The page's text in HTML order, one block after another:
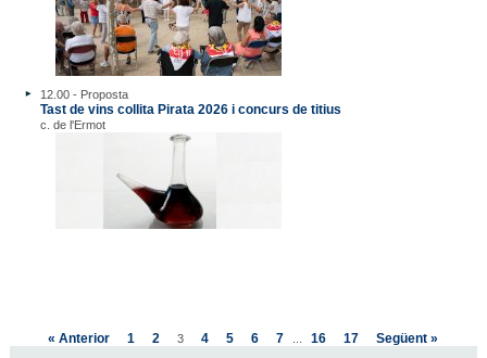
12.00 - Proposta
Tast de vins collita Pirata 2026 i concurs de titius
c. de l'Ermot
« Anterior 1 2 3 4 5 6 7 16 17 Següent »